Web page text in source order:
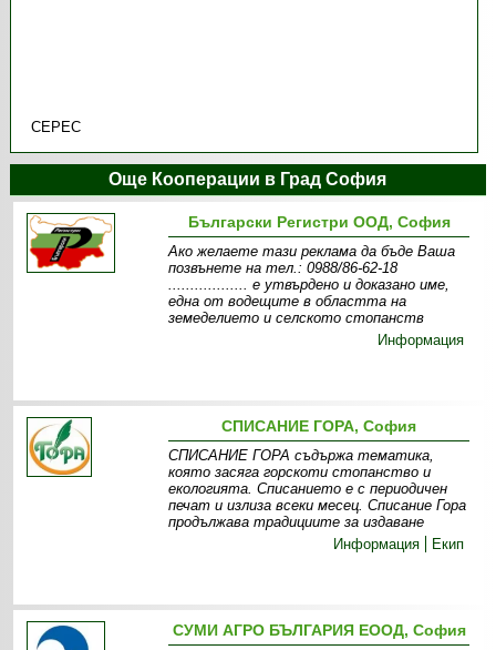
СЕРЕС
Още Кооперации в Град София
Български Регистри ООД, София
Ако желаете тази реклама да бъде Ваша
позвънете на тел.: 0988/86-62-18
.................. e утвърдено и доказано име,
една от водещите в областта на
земеделието и селското стопанств
Информация
СПИСАНИЕ ГОРА, София
СПИСАНИЕ ГОРА съдържа тематика,
която засяга горскоти стопанство и
екологията. Списанието е с периодичен
печат и излиза всеки месец. Списание Гора
продължава традициите за издаване
Информация
Екип
СУМИ АГРО БЪЛГАРИЯ EООД, София